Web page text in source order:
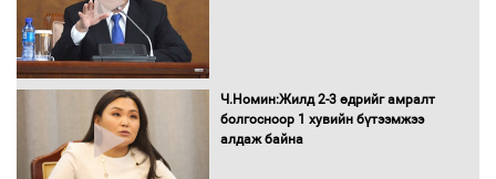
орчныг бүрдүүллээ
Ч.Номин:Жилд 2-3 өдрийг амралт
болгосноор 1 хувийн бүтээмжээ
алдаж байна